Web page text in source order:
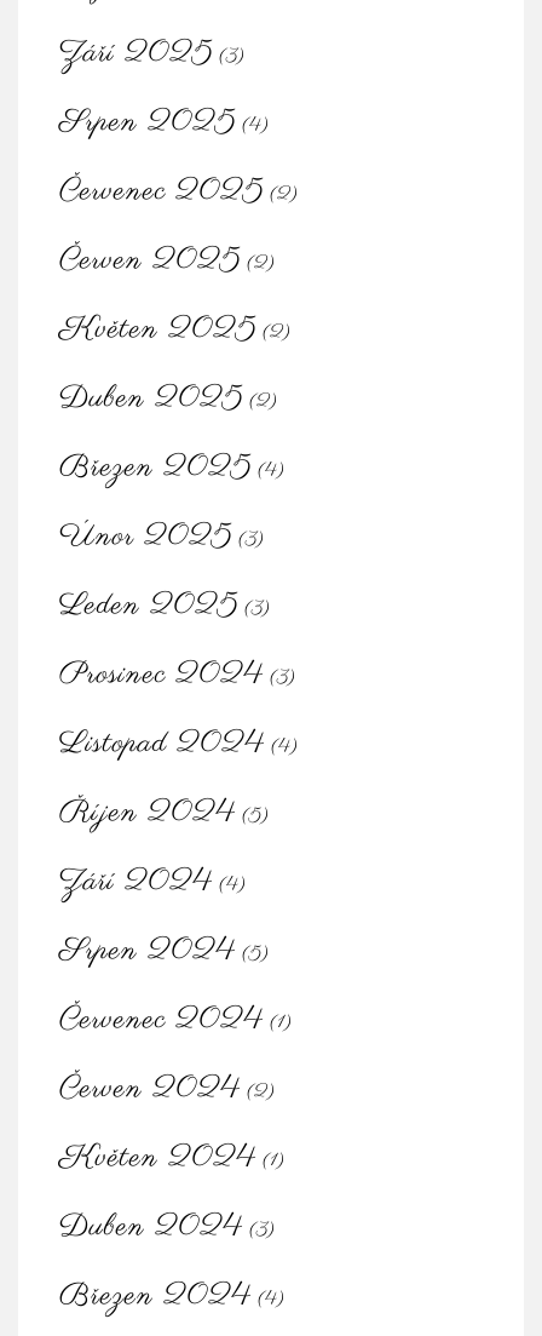
Září 2025 (3)
Srpen 2025 (4)
Červenec 2025 (2)
Červen 2025 (2)
Květen 2025 (2)
Duben 2025 (2)
Březen 2025 (4)
Únor 2025 (3)
Leden 2025 (3)
Prosinec 2024 (3)
Listopad 2024 (4)
Říjen 2024 (5)
Září 2024 (4)
Srpen 2024 (5)
Červenec 2024 (1)
Červen 2024 (2)
Květen 2024 (1)
Duben 2024 (3)
Březen 2024 (4)